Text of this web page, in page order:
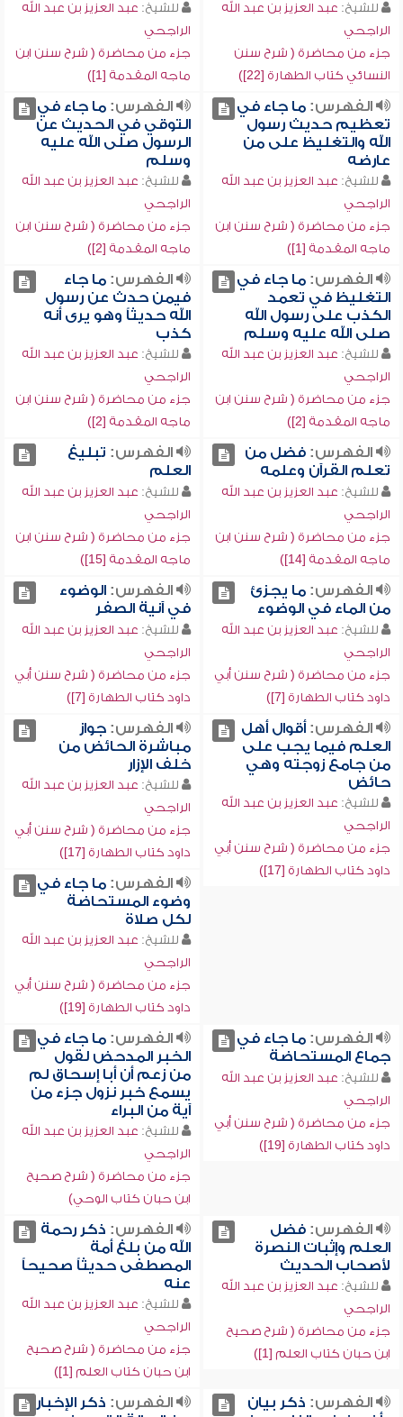
للشيخ: عبد العزيز بن عبد الله
الراجحي
جزء من محاضرة ( شرح سنن
النسائي كتاب الطهارة [22])
للشيخ: عبد العزيز بن عبد الله
الراجحي
جزء من محاضرة ( شرح سنن ابن
ماجه المقدمة [1])
الفهرس:ما جاء في
تعظيم حديث رسول
الله والتغليظ على من
عارضه
للشيخ: عبد العزيز بن عبد الله
الراجحي
جزء من محاضرة ( شرح سنن ابن
ماجه المقدمة [1])
الفهرس:ما جاء في
التوقي في الحديث عن
الرسول صلى الله عليه
وسلم
للشيخ: عبد العزيز بن عبد الله
الراجحي
جزء من محاضرة ( شرح سنن ابن
ماجه المقدمة [2])
الفهرس:ما جاء في
التغليظ في تعمد
الكذب على رسول الله
صلى الله عليه وسلم
للشيخ: عبد العزيز بن عبد الله
الراجحي
جزء من محاضرة ( شرح سنن ابن
ماجه المقدمة [2])
الفهرس:ما جاء
فيمن حدث عن رسول
الله حديثاً وهو يرى أنه
كذب
للشيخ: عبد العزيز بن عبد الله
الراجحي
جزء من محاضرة ( شرح سنن ابن
ماجه المقدمة [2])
الفهرس:فضل من
تعلم القرآن وعلمه
للشيخ: عبد العزيز بن عبد الله
الراجحي
جزء من محاضرة ( شرح سنن ابن
ماجه المقدمة [14])
الفهرس: تبليغ
العلم
للشيخ: عبد العزيز بن عبد الله
الراجحي
جزء من محاضرة ( شرح سنن ابن
ماجه المقدمة [15])
الفهرس:ما يجزئ
من الماء في الوضوء
للشيخ: عبد العزيز بن عبد الله
الراجحي
جزء من محاضرة ( شرح سنن أبي
داود كتاب الطهارة [7])
الفهرس:الوضوء
في آنية الصفر
للشيخ: عبد العزيز بن عبد الله
الراجحي
جزء من محاضرة ( شرح سنن أبي
داود كتاب الطهارة [7])
الفهرس:أقوال أهل
العلم فيما يجب على
من جامع زوجته وهي
حائض
للشيخ: عبد العزيز بن عبد الله
الراجحي
جزء من محاضرة ( شرح سنن أبي
داود كتاب الطهارة [17])
الفهرس:جواز
مباشرة الحائض من
خلف الإزار
للشيخ: عبد العزيز بن عبد الله
الراجحي
جزء من محاضرة ( شرح سنن أبي
داود كتاب الطهارة [17])
الفهرس:ما جاء في
وضوء المستحاضة
لكل صلاة
للشيخ: عبد العزيز بن عبد الله
الراجحي
جزء من محاضرة ( شرح سنن أبي
داود كتاب الطهارة [19])
الفهرس:ما جاء في
جماع المستحاضة
للشيخ: عبد العزيز بن عبد الله
الراجحي
جزء من محاضرة ( شرح سنن أبي
داود كتاب الطهارة [19])
الفهرس:ما جاء في
الخبر المدحض لقول
من زعم أن أبا إسحاق لم
يسمع خبر نزول جزء من
آية من البراء
للشيخ: عبد العزيز بن عبد الله
الراجحي
جزء من محاضرة ( شرح صحيح
ابن حبان كتاب الوحي)
الفهرس:فضل
العلم وإثبات النصرة
لأصحاب الحديث
للشيخ: عبد العزيز بن عبد الله
الراجحي
جزء من محاضرة ( شرح صحيح
ابن حبان كتاب العلم [1])
الفهرس: ذكر رحمة
الله من بلغ أمة
المصطفى حديثاً صحيحاً
عنه
للشيخ: عبد العزيز بن عبد الله
الراجحي
جزء من محاضرة ( شرح صحيح
ابن حبان كتاب العلم [1])
الفهرس: ذكر بيان
الفهرس: ذكر الإخبار